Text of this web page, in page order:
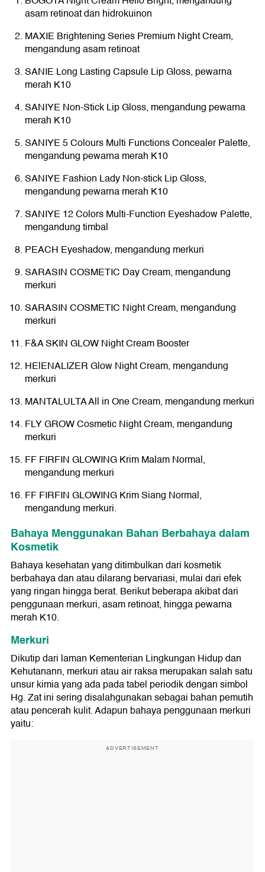
asam retinoat dan hidrokuinon
MAXIE Brightening Series Premium Night Cream,
mengandung asam retinoat
SANIE Long Lasting Capsule Lip Gloss, pewarna
merah K10
SANIYE Non-Stick Lip Gloss, mengandung pewarna
merah K10
SANIYE 5 Colours Multi Functions Concealer Palette,
mengandung pewarna merah K10
SANIYE Fashion Lady Non-stick Lip Gloss,
mengandung pewarna merah K10
SANIYE 12 Colors Multi-Function Eyeshadow Palette,
mengandung timbal
PEACH Eyeshadow, mengandung merkuri
SARASIN COSMETIC Day Cream, mengandung
merkuri
SARASIN COSMETIC Night Cream, mengandung
merkuri
F&A SKIN GLOW Night Cream Booster
HElENALIZER Glow Night Cream, mengandung
merkuri
MANTALULTA All in One Cream, mengandung merkuri
FLY GROW Cosmetic Night Cream, mengandung
merkuri
FF FIRFIN GLOWING Krim Malam Normal,
mengandung merkuri
FF FIRFIN GLOWING Krim Siang Normal,
mengandung merkuri.
Bahaya Menggunakan Bahan Berbahaya dalam
Kosmetik
Bahaya kesehatan yang ditimbulkan dari kosmetik
berbahaya dan atau dilarang bervariasi, mulai dari efek
yang ringan hingga berat. Berikut beberapa akibat dari
penggunaan merkuri, asam retinoat, hingga pewarna
merah K10.
Merkuri
Dikutip dari laman Kementerian Lingkungan Hidup dan
Kehutanann, merkuri atau air raksa merupakan salah satu
unsur kimia yang ada pada tabel periodik dengan simbol
Hg. Zat ini sering disalahgunakan sebagai bahan pemutih
atau pencerah kulit. Adapun bahaya penggunaan merkuri
yaitu:
ADVERTISEMENT